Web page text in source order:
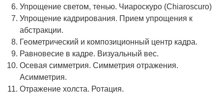
Упрощение светом, тенью. Чиароскуро (Chiaroscuro)
Упрощение кадрирования. Прием упрощения к
абстракции.
Геометрический и композиционный центр кадра.
Равновесие в кадре. Визуальный вес.
Осевая симметрия. Симметрия отражения.
Асимметрия.
Отражение холста. Ротация.